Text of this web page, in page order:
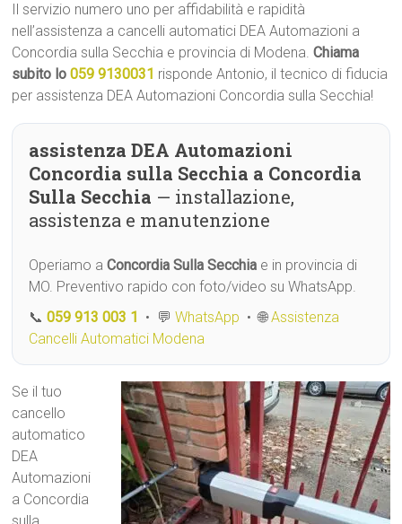
Il servizio numero uno per affidabilità e rapidità
nell’assistenza a cancelli automatici DEA Automazioni a
Concordia sulla Secchia e provincia di Modena.Chiama
subito lo059 9130031 risponde Antonio, il tecnico di fiducia
per assistenza DEA Automazioni Concordia sulla Secchia!
assistenza DEA Automazioni
Concordia sulla Secchia a Concordia
Sulla Secchia — installazione,
assistenza e manutenzione
Operiamo aConcordia Sulla Secchia e in provincia di
MO. Preventivo rapido con foto/video su WhatsApp.
📞059 913 003 1 • 💬WhatsApp • 🌐Assistenza
Cancelli Automatici Modena
Se il tuo
cancello
automatico
DEA
Automazioni
a Concordia